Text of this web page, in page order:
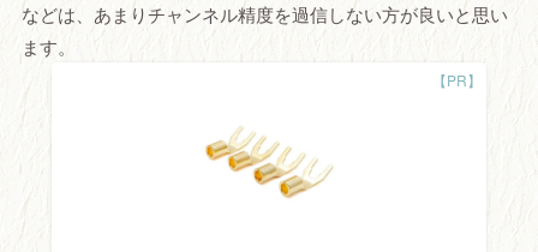
などは、あまりチャンネル精度を過信しない方が良いと思い
ます。